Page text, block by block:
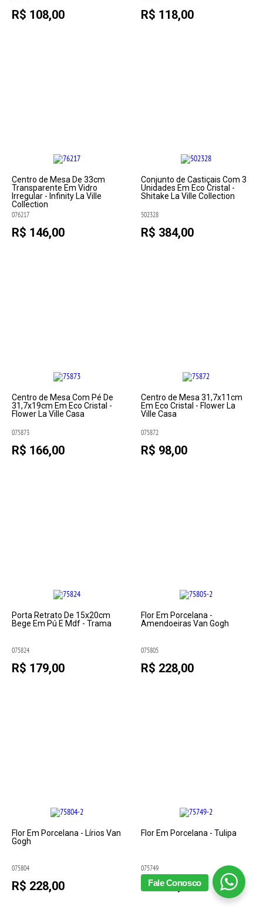
R$ 108,00 R$ 118,00
Centro de Mesa De 33cm
Transparente Em Vidro
Irregular - Infinity La Ville
Collection
076217
R$ 146,00
Conjunto de Castiçais Com 3
Unidades Em Eco Cristal -
Shitake La Ville Collection
502328
R$ 384,00
Centro de Mesa Com Pé De
31,7x19cm Em Eco Cristal -
Flower La Ville Casa
075873
R$ 166,00
Centro de Mesa 31,7x11cm
Em Eco Cristal - Flower La
Ville Casa
075872
R$ 98,00
Porta Retrato De 15x20cm
Bege Em Pú E Mdf - Trama
075824
R$ 179,00
Flor Em Porcelana -
Amendoeiras Van Gogh
075805
R$ 228,00
Flor Em Porcelana - Lírios Van
Gogh
075804
R$ 228,00
Flor Em Porcelana - Tulipa
075749
R$ 228,00
Fale Conosco